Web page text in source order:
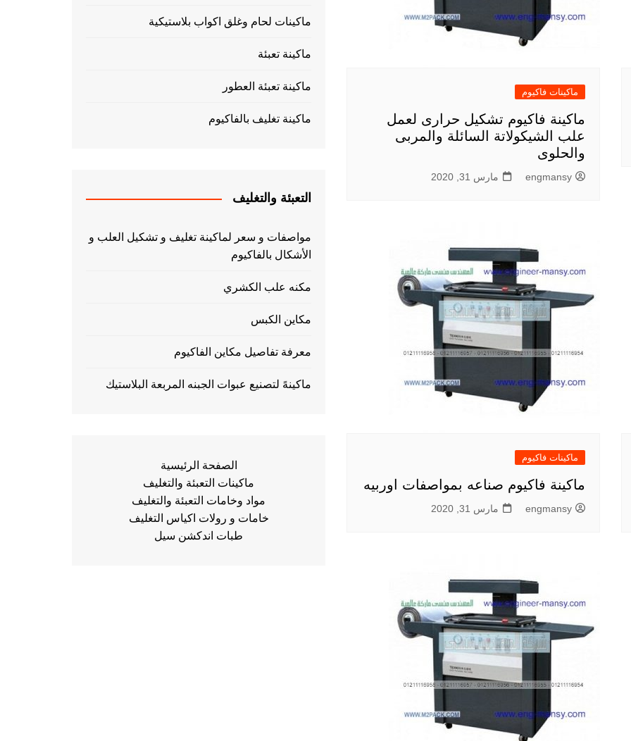
ماكينات فاكيوم
ماكينة فاكيوم تشكيل حرارى لعمل
علب الشيكولاتة السائلة والمربى
والحلوى
engmansy مارس 31, 2020
ماكينات فاكيوم
ماكينة فاكيوم صناعه بمواصفات اوربيه
engmansy مارس 31, 2020
ماكينات لحام وغلق اكواب بلاستيكية
ماكينة تعبئة
ماكينة تعبئة العطور
ماكينة تغليف بالفاكيوم
التعبئة والتغليف
مواصفات و سعر لماكينة تغليف و تشكيل العلب و
الأشكال بالفاكيوم
مكنه علب الكشري
مكاين الكبس
معرفة تفاصيل مكاين الفاكيوم
ماكينهً لتصنيع عبوات الجبنه المربعة البلاستيك
الصفحة الرئيسية
ماكينات التعبئة والتغليف
مواد وخامات التعبئة والتغليف
خامات و رولات اكياس التغليف
طبات اندكشن سيل